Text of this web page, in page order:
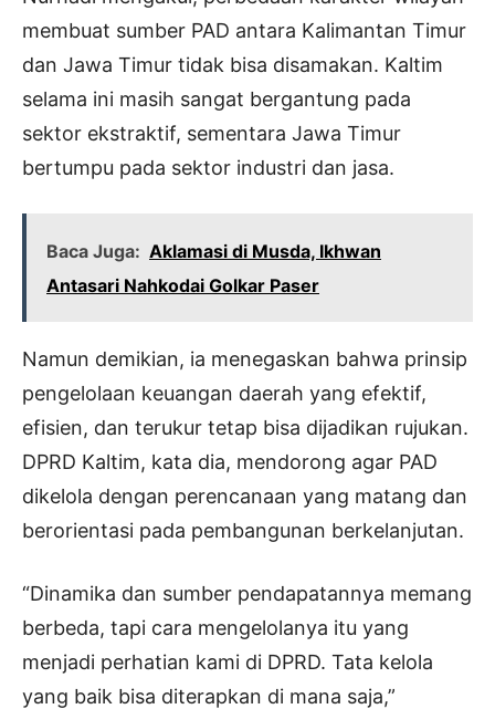
membuat sumber PAD antara Kalimantan Timur
dan Jawa Timur tidak bisa disamakan. Kaltim
selama ini masih sangat bergantung pada
sektor ekstraktif, sementara Jawa Timur
bertumpu pada sektor industri dan jasa.
Baca Juga: Aklamasi di Musda, Ikhwan
Antasari Nahkodai Golkar Paser
Namun demikian, ia menegaskan bahwa prinsip
pengelolaan keuangan daerah yang efektif,
efisien, dan terukur tetap bisa dijadikan rujukan.
DPRD Kaltim, kata dia, mendorong agar PAD
dikelola dengan perencanaan yang matang dan
berorientasi pada pembangunan berkelanjutan.
“Dinamika dan sumber pendapatannya memang
berbeda, tapi cara mengelolanya itu yang
menjadi perhatian kami di DPRD. Tata kelola
yang baik bisa diterapkan di mana saja,”